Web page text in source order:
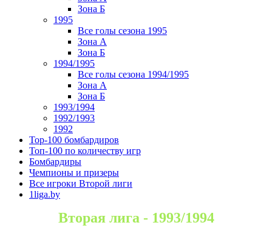
Зона Б
1995
Все голы сезона 1995
Зона А
Зона Б
1994/1995
Все голы сезона 1994/1995
Зона А
Зона Б
1993/1994
1992/1993
1992
Top-100 бомбардиров
Топ-100 по количеству игр
Бомбардиры
Чемпионы и призеры
Все игроки Второй лиги
1liga.by
Вторая лига - 1993/1994